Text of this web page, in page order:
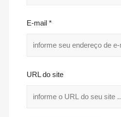
E-mail *
URL do site